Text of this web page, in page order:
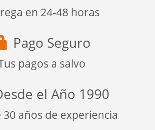
en 24-48 horas
Pago Seguro
pagos a salvo
el Año 1990
30 años de experiencia